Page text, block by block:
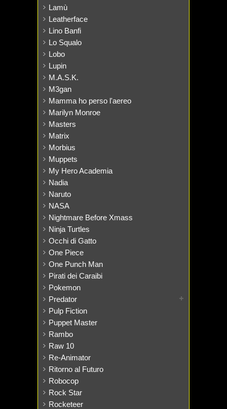
Lamù
Leatherface
Lino Banfi
Lo Squalo
Lobo
Lupin
M.A.S.K.
M3gan
Mamma ho perso l'aereo
Marilyn Monroe
Masters
Matrix
Morbius
Muppets
My Hero Academia
Nadia
Naruto
NASA
Nightmare Before Xmass
Ninja Turtles
Occhi di Gatto
One Piece
One Punch Man
Pirati dei Caraibi
Pokemon
Predator
Pulp Fiction
Puppet Master
Rambo
Raw 10
Re-Animator
Ritorno al Futuro
Robocop
Rock Star
Rocketeer